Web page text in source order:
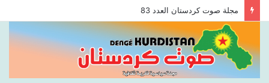
مجلة صوت كردستان العدد 83